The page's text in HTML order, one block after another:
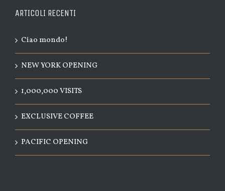
ARTICOLI RECENTI
Ciao mondo!
NEW YORK OPENING
1,000,000 VISITS
EXCLUSIVE COFFEE
PACIFIC OPENING